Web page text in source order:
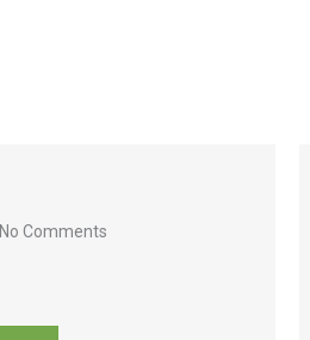
No Comments